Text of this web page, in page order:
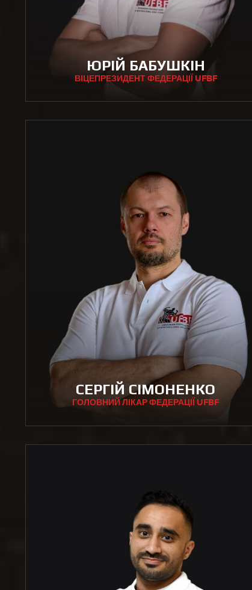
ЮРІЙ БАБУШКІН
ВІЦЕПРЕЗИДЕНТ ФЕДЕРАЦІЇ UFBF
СЕРГІЙ СІМОНЕНКО
ГОЛОВНИЙ ЛІКАР ФЕДЕРАЦІЇ UFBF